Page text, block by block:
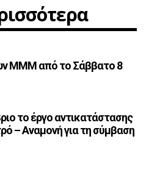
ΜΜΜ από το Σάββατο 8
το έργο αντικατάστασης
– Αναμονή για τη σύμβαση